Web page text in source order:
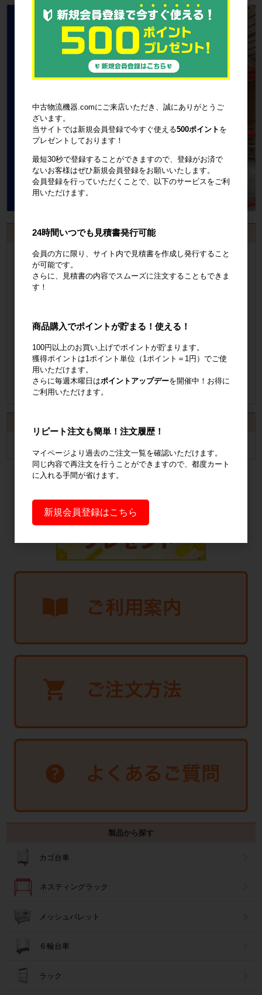
お見積書・納品書発行のご案内
会員登録するといつでも発行可能！
会員登録はこちら
見積書発行手順について
納品書の発行手順についてご案内
納品書発行手順について
製品から探す
カゴ台車
ネスティングラック
メッシュパレット
６輪台車
ラック
中古物流機器.comにご来店いただき、誠にありがとうご
ざいます。
当サイトでは新規会員登録で今すぐ使える500ポイント を
プレゼントしております！
最短30秒で登録することができますので、登録がお済で
ないお客様はぜひ新規会員登録をお願いいたします。
会員登録を行っていただくことで、以下のサービスをご利
用いただけます。
24時間いつでも見積書発行可能
会員の方に限り、サイト内で見積書を作成し発行すること
が可能です。
さらに、見積書の内容でスムーズに注文することもできま
す！
商品購入でポイントが貯まる！使える！
100円以上のお買い上げでポイントが貯まります。
獲得ポイントは1ポイント単位（1ポイント＝1円）でご使
用いただけます。
さらに毎週木曜日はポイントアップデーを開催中！お得に
ご利用いただけます。
リピート注文も簡単！注文履歴！
マイページより過去のご注文一覧を確認いただけます。
同じ内容で再注文を行うことができますので、都度カート
に入れる手間が省けます。
新規会員登録はこちら